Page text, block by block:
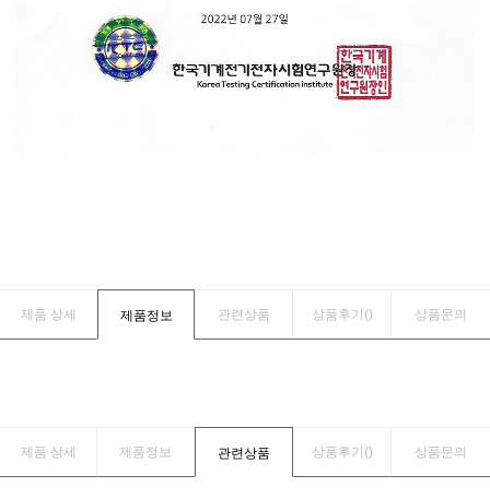
제품 상세 제품정보 관련상품 상품후기() 상품문의
제품 상세 제품정보 관련상품 상품후기() 상품문의